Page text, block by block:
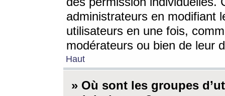
administrateurs en modifiant
utilisateurs en une fois,
modérateurs ou bien de leur
Haut
» Où sont les groupes